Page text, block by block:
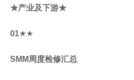
★产业及下游★
01★★
SMM周度检修汇总